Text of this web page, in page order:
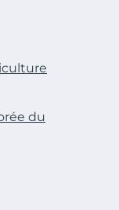
du